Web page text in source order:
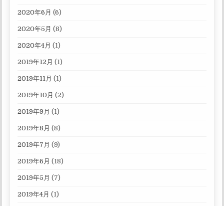
2020年6月 (6)
2020年5月 (8)
2020年4月 (1)
2019年12月 (1)
2019年11月 (1)
2019年10月 (2)
2019年9月 (1)
2019年8月 (8)
2019年7月 (9)
2019年6月 (18)
2019年5月 (7)
2019年4月 (1)